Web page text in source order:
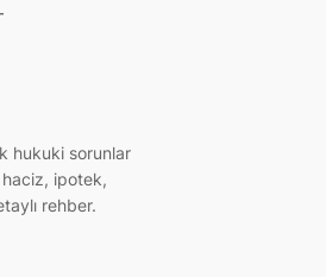
hukuki sorunlar
ipotek,
rehber.